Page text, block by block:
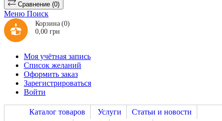
Сравнение (0)
Меню Поиск
Корзина (0)
0,00 грн
Моя учётная запись
Список желаний
Оформить заказ
Зарегистрироваться
Войти
Каталог товаров Услуги
Статьи и новости